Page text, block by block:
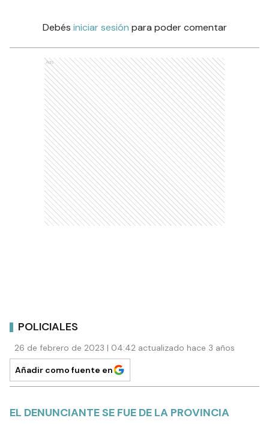
Debés iniciar sesión para poder comentar
Ads
POLICIALES
26 de febrero de 2023 | 04:42 actualizado hace 3 años
Añadir como fuente en
EL DENUNCIANTE SE FUE DE LA PROVINCIA